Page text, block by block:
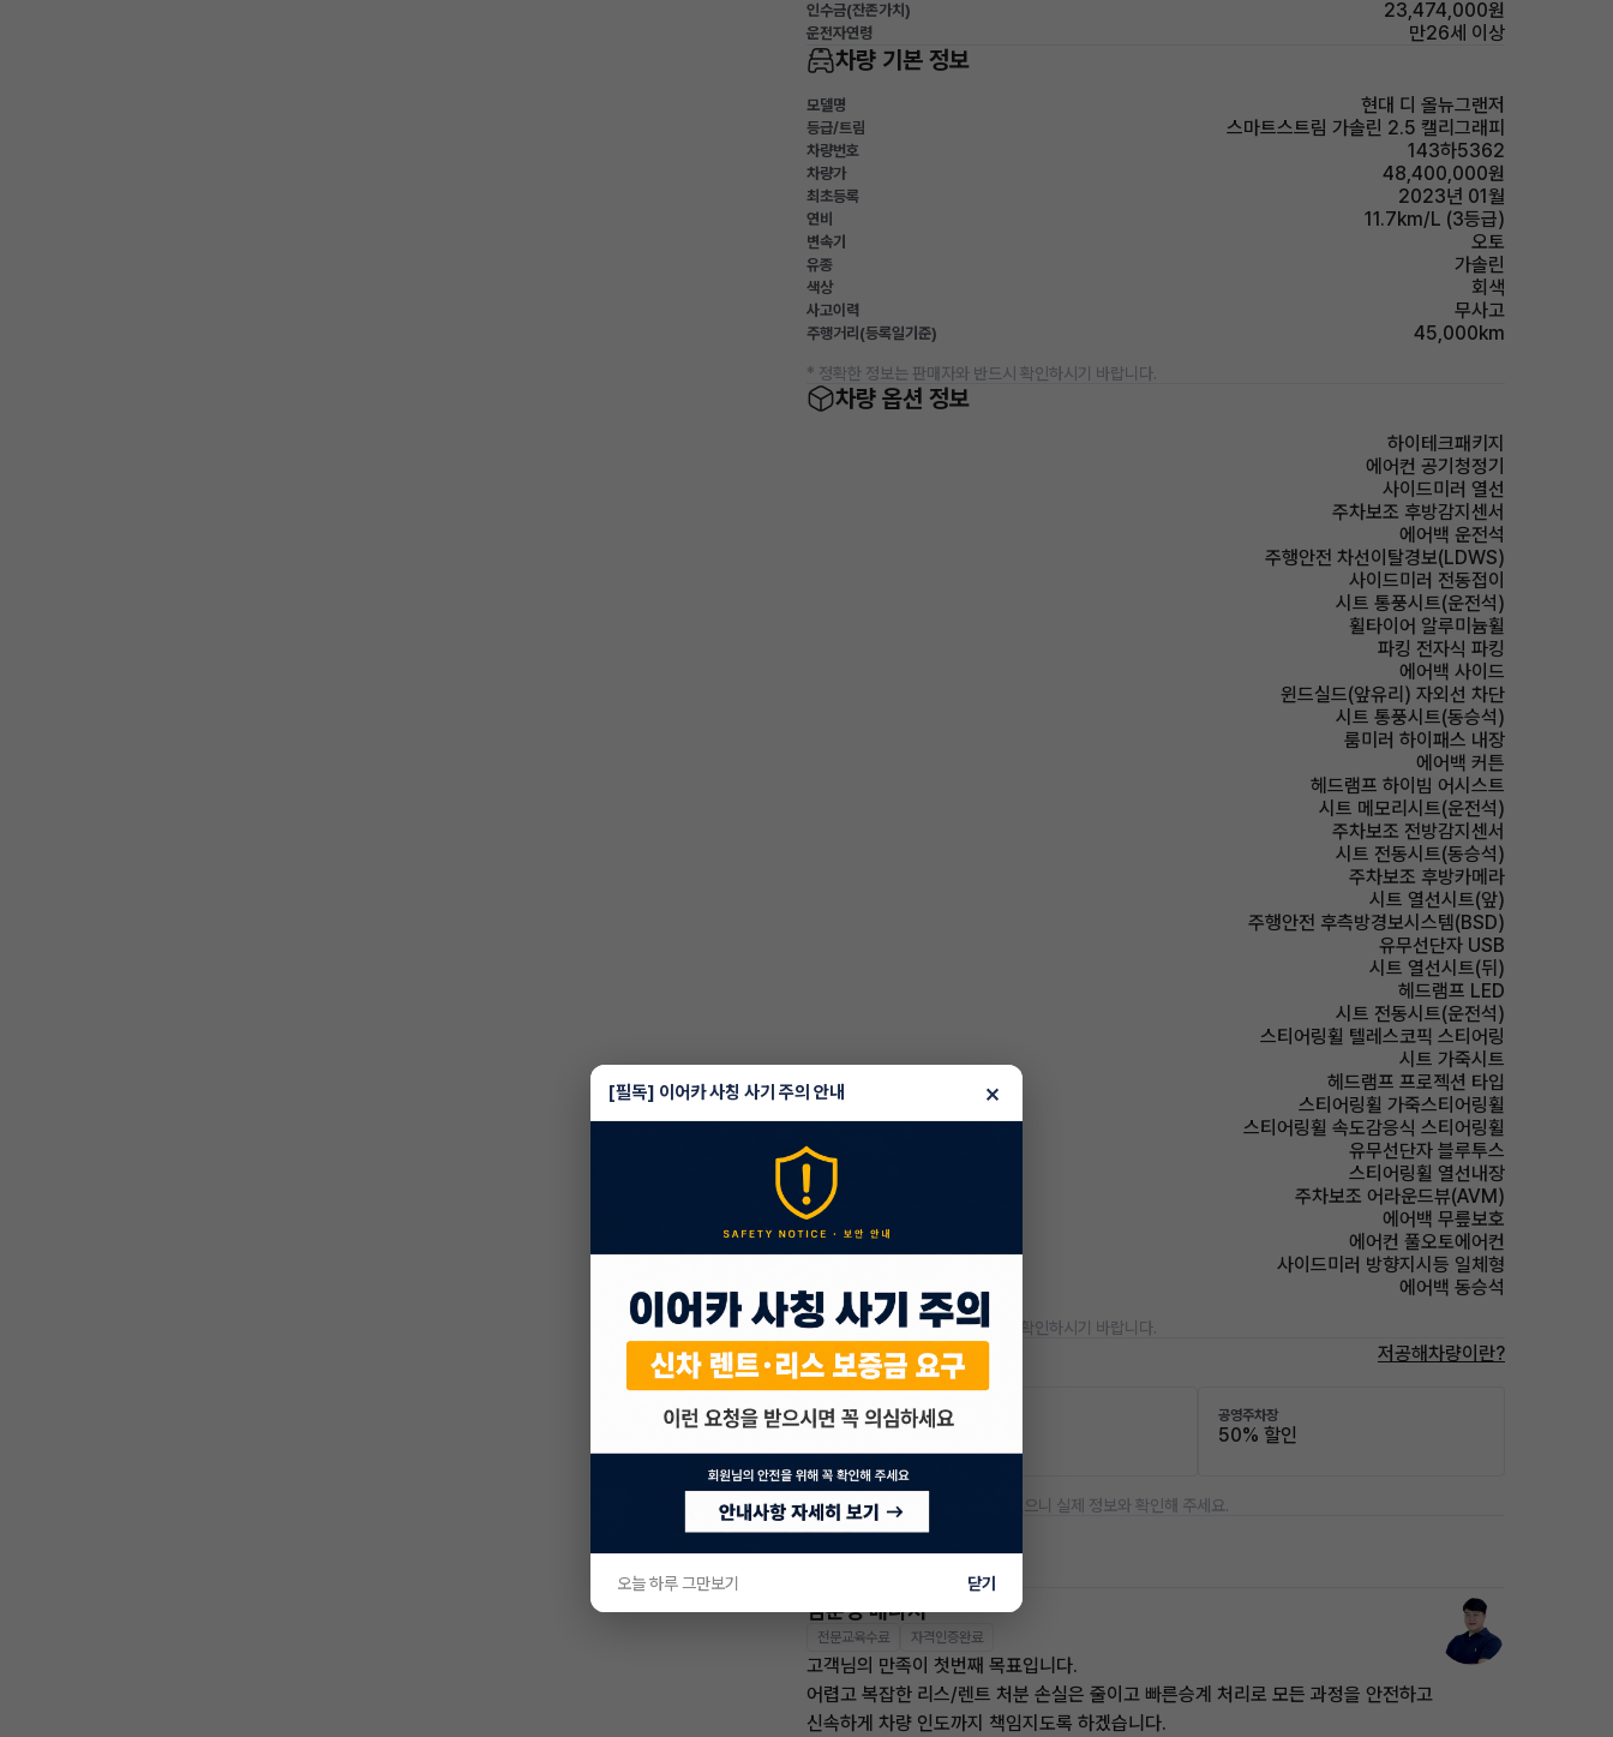
인수금(잔존가치) 23,474,000원
운전자연령 만26세 이상
차량 기본 정보
모델명 현대 디 올뉴그랜저
등급/트림 스마트스트림 가솔린 2.5 캘리그래피
차량번호 143하5362
차량가 48,400,000원
최초등록 2023년 01월
연비 11.7km/L (3등급)
변속기 오토
유종 가솔린
색상 회색
사고이력 무사고
주행거리(등록일기준) 45,000km
* 정확한 정보는 판매자와 반드시 확인하시기 바랍니다.
차량 옵션 정보
하이테크패키지
에어컨 공기청정기
사이드미러 열선
주차보조 후방감지센서
에어백 운전석
주행안전 차선이탈경보(LDWS)
사이드미러 전동접이
시트 통풍시트(운전석)
휠타이어 알루미늄휠
파킹 전자식 파킹
에어백 사이드
윈드실드(앞유리) 자외선 차단
시트 통풍시트(동승석)
룸미러 하이패스 내장
에어백 커튼
헤드램프 하이빔 어시스트
시트 메모리시트(운전석)
주차보조 전방감지센서
시트 전동시트(동승석)
주차보조 후방카메라
시트 열선시트(앞)
주행안전 후측방경보시스템(BSD)
유무선단자 USB
시트 열선시트(뒤)
헤드램프 LED
시트 전동시트(운전석)
스티어링휠 텔레스코픽 스티어링
시트 가죽시트
헤드램프 프로젝션 타입
스티어링휠 가죽스티어링휠
스티어링휠 속도감응식 스티어링휠
유무선단자 블루투스
스티어링휠 열선내장
주차보조 어라운드뷰(AVM)
에어백 무릎보호
에어컨 풀오토에어컨
사이드미러 방향지시등 일체형
에어백 동승석
* 정확한 정보는 판매자와 반드시 확인하시기 바랍니다.
저공해차량 정보 저공해차량이란?
공항주차장
20% 할인
공영주차장
50% 할인
* 본 정보는 지자체마다 다를 수 있으니 실제 정보와 확인해 주세요.
차량 위치
임준영 매니저
전문교육수료 자격인증완료
고객님의 만족이 첫번째 목표입니다.
어렵고 복잡한 리스/렌트 처분 손실은 줄이고 빠른승계 처리로 모든 과정을 안전하고
신속하게 차량 인도까지 책임지도록 하겠습니다.
[필독] 이어카 사칭 사기 주의 안내 ×
오늘 하루 그만보기 닫기